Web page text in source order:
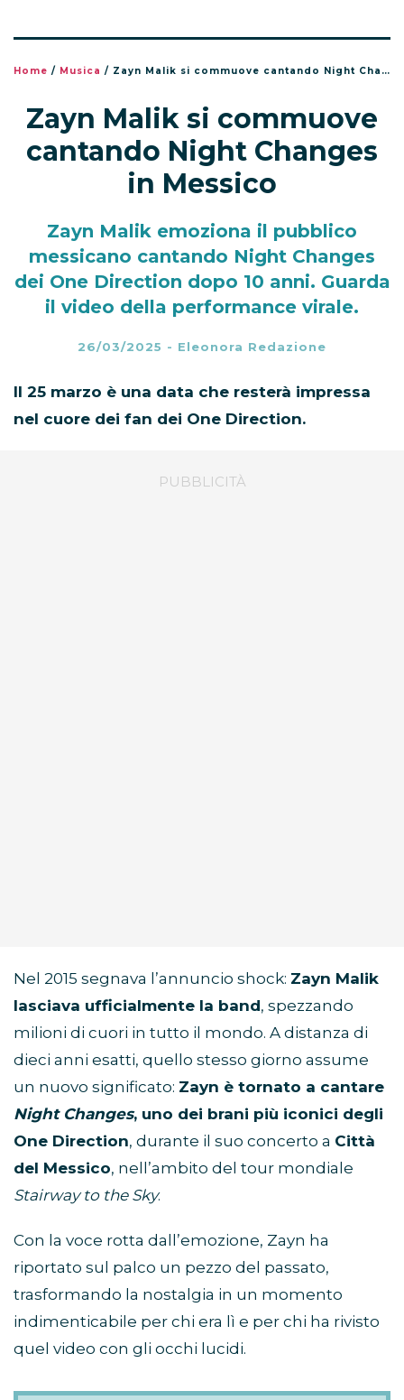
Home / Musica / Zayn Malik si commuove cantando Night Changes in Messico
Zayn Malik si commuove
cantando Night Changes
in Messico
Zayn Malik emoziona il pubblico
messicano cantando Night Changes
dei One Direction dopo 10 anni. Guarda
il video della performance virale.
26/03/2025 - Eleonora Redazione
Il 25 marzo è una data che resterà impressa
nel cuore dei fan dei One Direction.
Nel 2015 segnava l’annuncio shock: Zayn Malik
lasciava ufficialmente la band, spezzando
milioni di cuori in tutto il mondo. A distanza di
dieci anni esatti, quello stesso giorno assume
un nuovo significato: Zayn è tornato a cantare
Night Changes, uno dei brani più iconici degli
One Direction, durante il suo concerto a Città
del Messico, nell’ambito del tour mondiale
Stairway to the Sky.
Con la voce rotta dall’emozione, Zayn ha
riportato sul palco un pezzo del passato,
trasformando la nostalgia in un momento
indimenticabile per chi era lì e per chi ha rivisto
quel video con gli occhi lucidi.